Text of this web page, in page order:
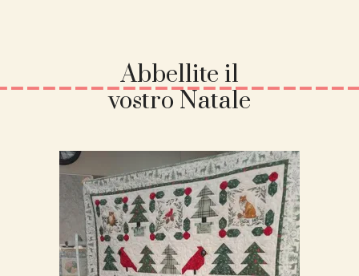
Abbellite il
vostro Natale